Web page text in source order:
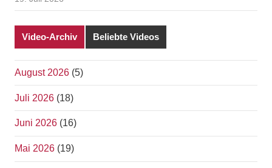
Video-Archiv Beliebte Videos
August 2026 (5)
Juli 2026 (18)
Juni 2026 (16)
Mai 2026 (19)